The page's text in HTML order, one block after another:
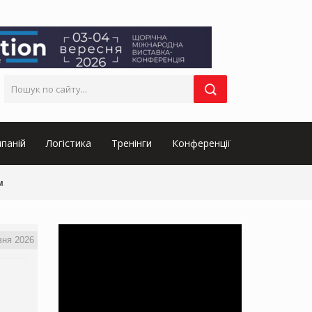
Логістика Тренінги Конференції
2026